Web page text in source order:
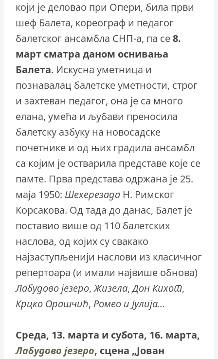
који је деловао при Опери, била први
шеф Балета, кореограф и педагог
балетског ансамбла СНП-а, па се8.
март сматра даном оснивања
Балета. Искусна уметница и
познавалац балетске уметности, строг
и захтеван педагог, она је са много
елана, умећа и љубави преносила
балетску азбуку на новосадске
почетнике и од њих градила ансамбл
са којим је остварила представе које се
памте. Прва представа одржана је 25.
маја 1950: Шехерезада Н. Римског
Корсакова. Од тада до данас, Балет је
поставио више од 110 балетских
наслова, од којих су свакако
најзаступљенији наслови из класичног
репертоара (и имали највише обнова)
Лабудовојезеро,Жизела,Дон Кихот,
Крцко Орашчић, Ромео и Јулија…
Среда, 13. марта и субота, 16. марта,
Лабудово језеро, сцена „Јован